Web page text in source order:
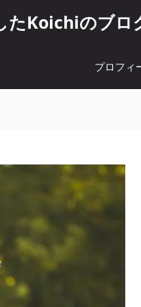
たKoichiのブロ
プロフィ